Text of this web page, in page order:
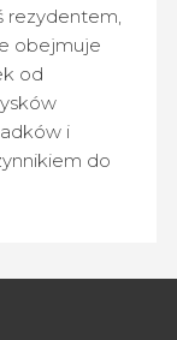
rezydentem,
obejmuje
od
i
do